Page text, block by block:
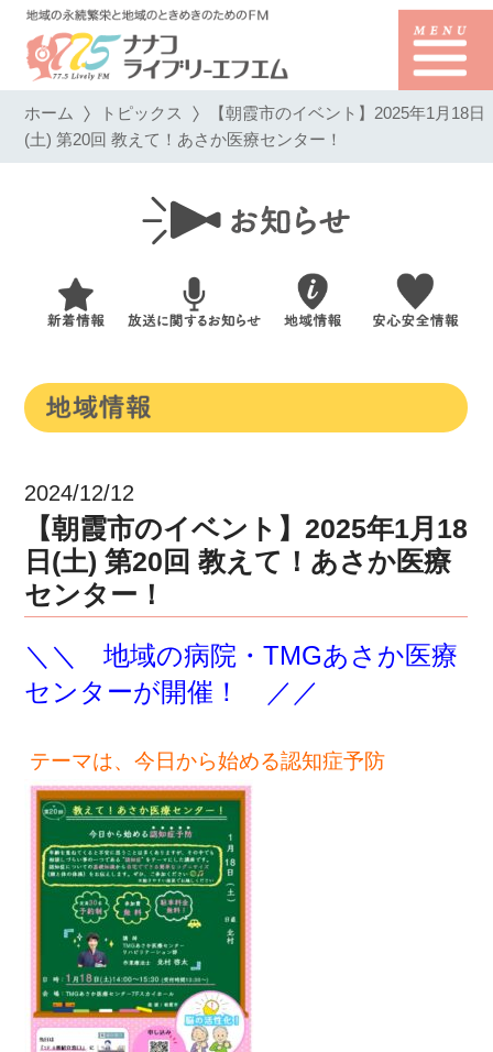
ホーム トピックス 【朝霞市のイベント】2025年1月18日
(土) 第20回 教えて！あさか医療センター！
2024/12/12
【朝霞市のイベント】2025年1月18
日(土) 第20回 教えて！あさか医療
センター！
＼＼ 地域の病院・TMGあさか医療
センターが開催！ ／／
テーマは、今日から始める認知症予防